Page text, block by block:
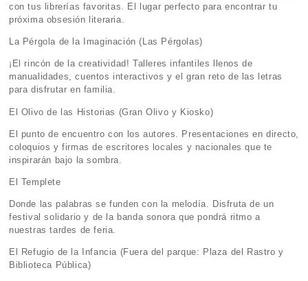
con tus librerías favoritas. El lugar perfecto para encontrar tu
próxima obsesión literaria.
La Pérgola de la Imaginación (Las Pérgolas)
¡El rincón de la creatividad! Talleres infantiles llenos de
manualidades, cuentos interactivos y el gran reto de las letras
para disfrutar en familia.
El Olivo de las Historias (Gran Olivo y Kiosko)
El punto de encuentro con los autores. Presentaciones en directo,
coloquios y firmas de escritores locales y nacionales que te
inspirarán bajo la sombra.
El Templete
Donde las palabras se funden con la melodía. Disfruta de un
festival solidario y de la banda sonora que pondrá ritmo a
nuestras tardes de feria.
El Refugio de la Infancia (Fuera del parque: Plaza del Rastro y
Biblioteca Pública)